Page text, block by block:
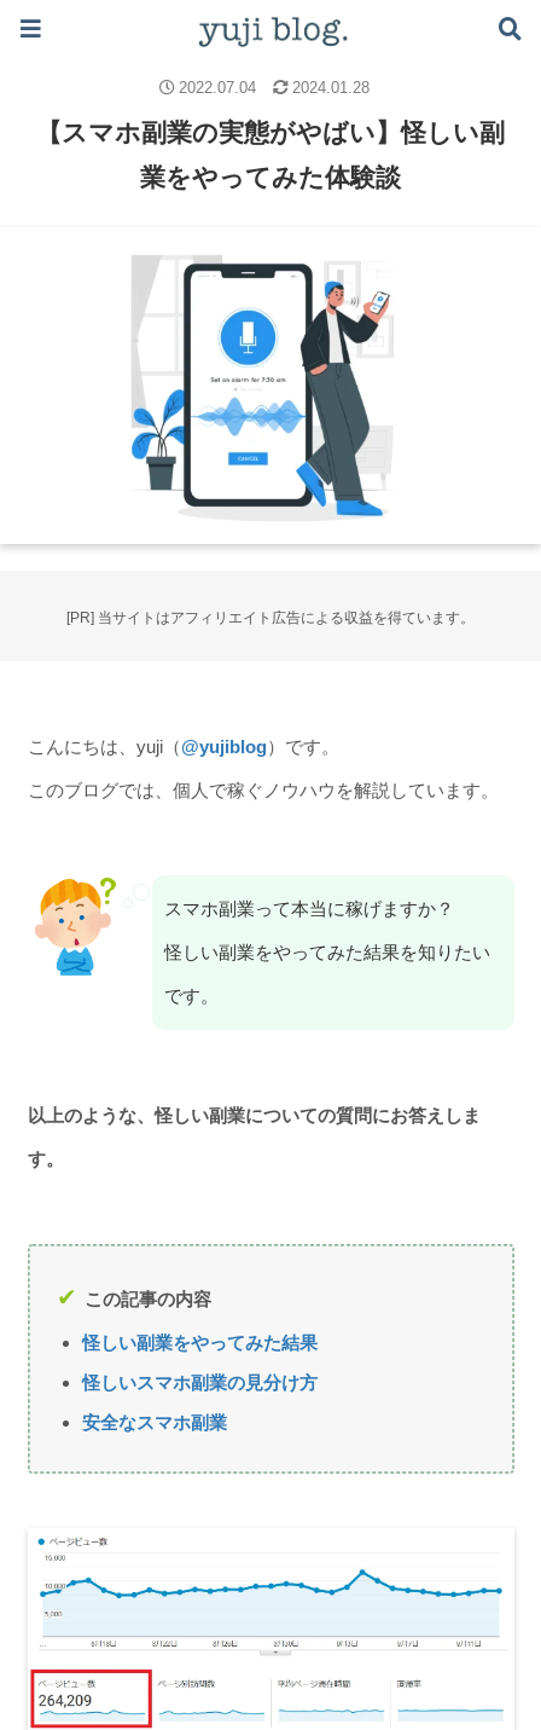
副業
【スマホ副業の実態がやばい】怪しい副
業をやってみた体験談
2022.07.04 2024.01.28
[PR] 当サイトはアフィリエイト広告による収益を得ています。
こんにちは、yuji（@yujiblog）です。
このブログでは、個人で稼ぐノウハウを解説しています。
スマホ副業って本当に稼げますか？
怪しい副業をやってみた結果を知りたい
です。
以上のような、怪しい副業についての質問にお答えしま
す。
この記事の内容
怪しい副業をやってみた結果
怪しいスマホ副業の見分け方
安全なスマホ副業